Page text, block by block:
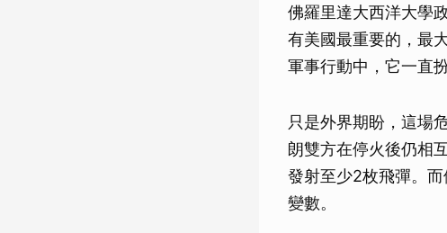
佛羅里達大西洋大學
有美國最重要的，最
軍事行動中，它一直
只是外界期盼，這場
朗雙方在停火後仍相
發射至少2枚飛彈。
變數。